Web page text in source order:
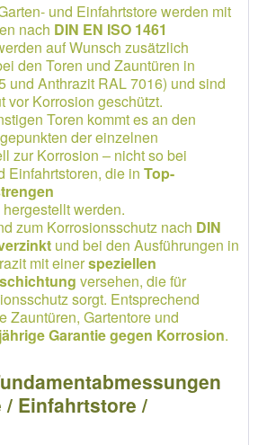
und Einfahrtstore werden mit
nach DIN EN ISO 1461
auf Wunsch zusätzlich
den Toren und Zauntüren in
und Anthrazit RAL 7016) und sind
vor Korrosion geschützt.
Toren kommt es an den
der einzelnen
zur Korrosion – nicht so bei
Einfahrtstoren, die in Top-
hergestellt werden.
zum Korrosionsschutz nach DIN
und bei den Ausführungen in
mit einerspeziellen
versehen, die für
sorgt. Entsprechend
Zauntüren, Gartentore und
Garantie gegen Korrosion.
/ Einfahrtstore /